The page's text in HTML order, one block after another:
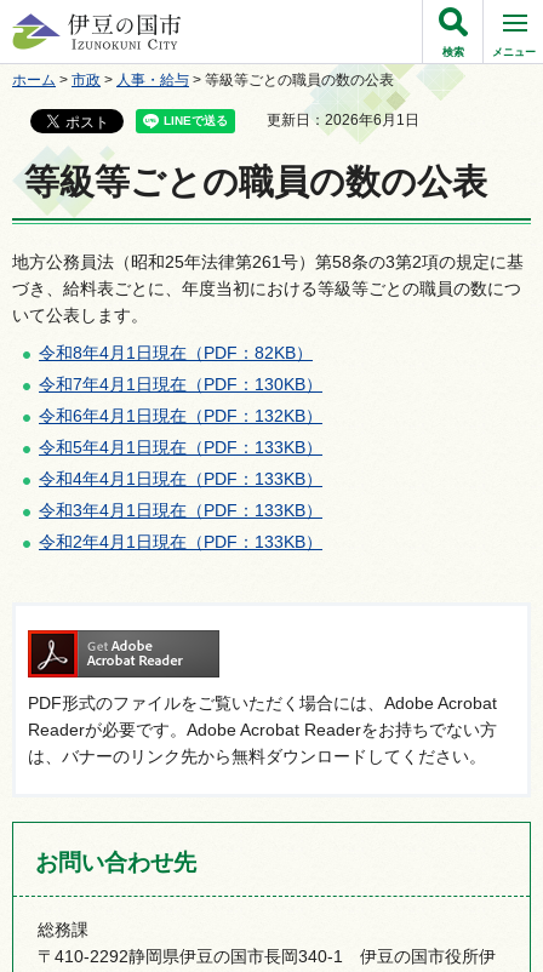
伊豆の国市
検索 メニュー
ホーム > 市政 > 人事・給与 > 等級等ごとの職員の数の公表
更新日：2026年6月1日
等級等ごとの職員の数の公表
地方公務員法（昭和25年法律第261号）第58条の3第2項の規定に基
づき、給料表ごとに、年度当初における等級等ごとの職員の数につ
いて公表します。
令和8年4月1日現在（PDF：82KB）
令和7年4月1日現在（PDF：130KB）
令和6年4月1日現在（PDF：132KB）
令和5年4月1日現在（PDF：133KB）
令和4年4月1日現在（PDF：133KB）
令和3年4月1日現在（PDF：133KB）
令和2年4月1日現在（PDF：133KB）
PDF形式のファイルをご覧いただく場合には、Adobe Acrobat
Readerが必要です。Adobe Acrobat Readerをお持ちでない方
は、バナーのリンク先から無料ダウンロードしてください。
お問い合わせ先
総務課
〒410-2292静岡県伊豆の国市長岡340-1 伊豆の国市役所伊